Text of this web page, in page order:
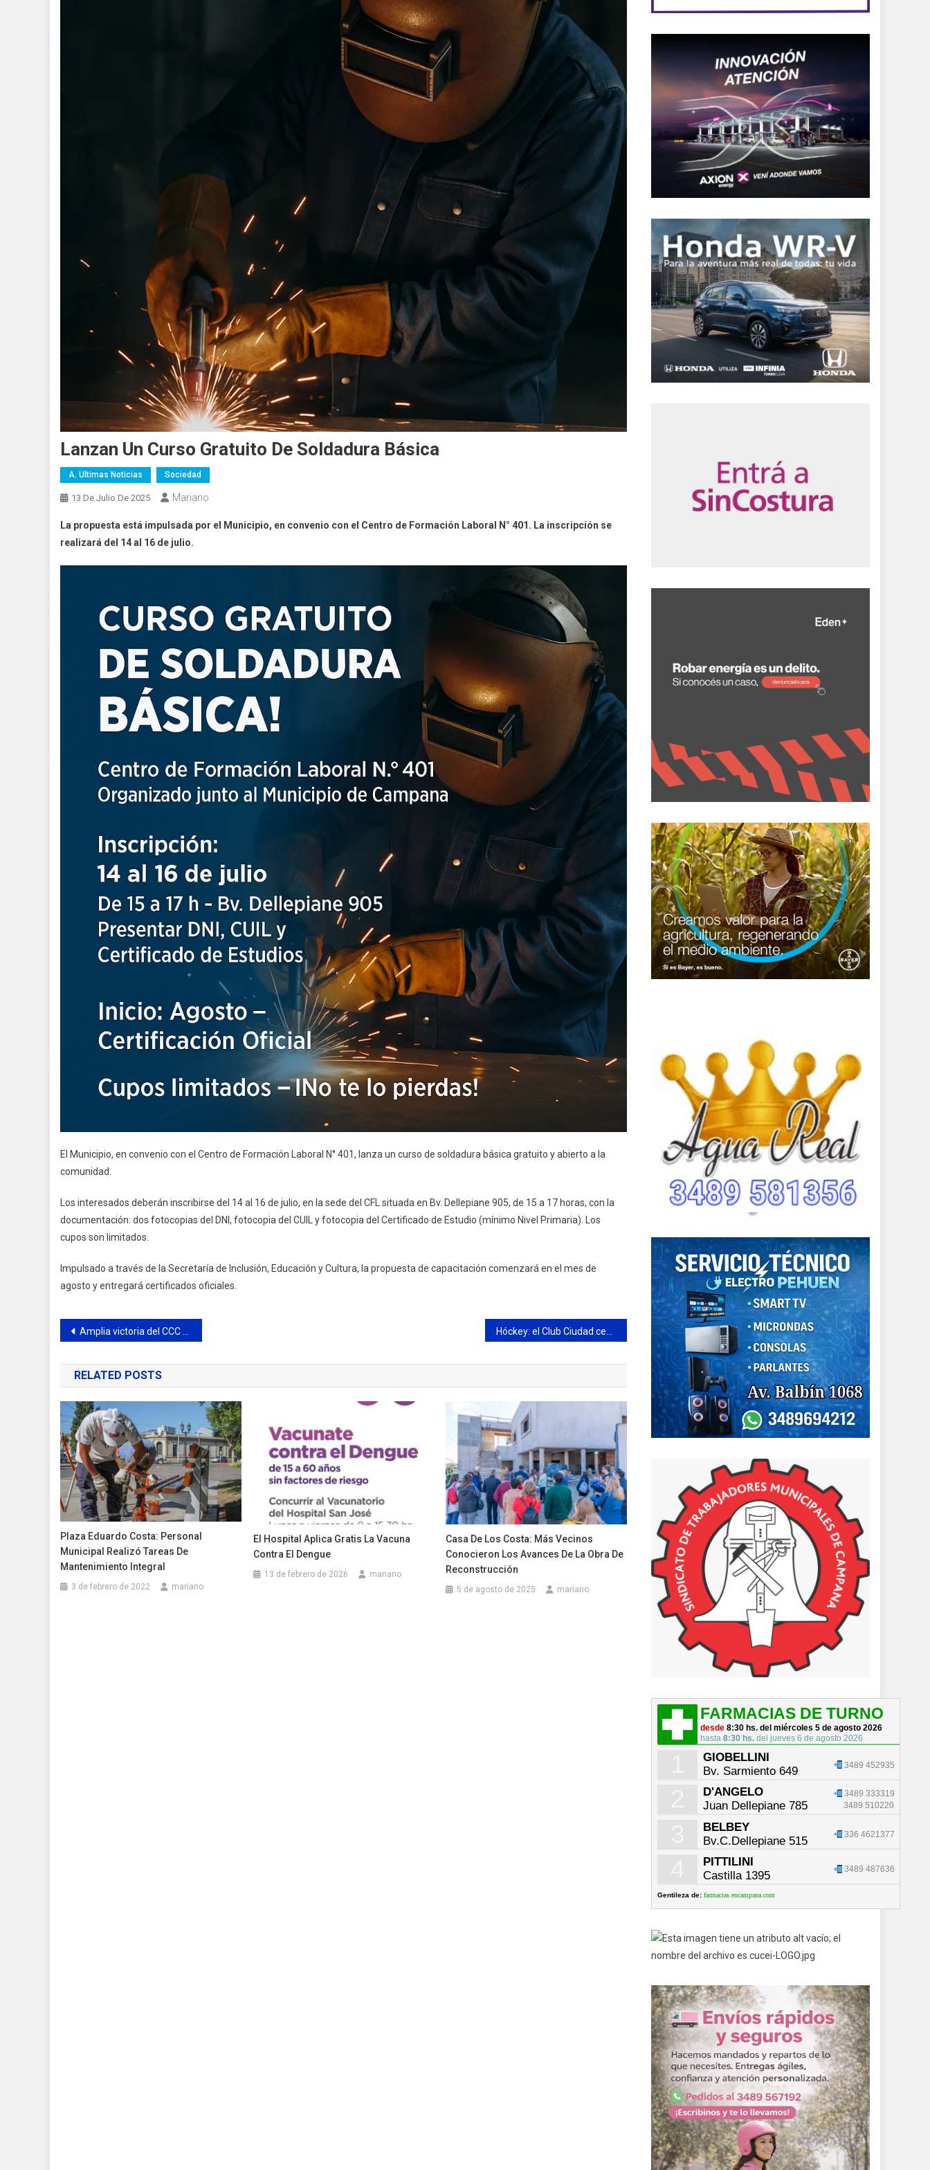
Lanzan Un Curso Gratuito De Soldadura Básica
A. Ultimas Noticias Sociedad
13 De Julio De 2025 Mariano
La propuesta está impulsada por el Municipio, en convenio con el Centro de Formación Laboral N° 401. La inscripción se
realizará del 14 al 16 de julio.
El Municipio, en convenio con el Centro de Formación Laboral N° 401, lanza un curso de soldadura básica gratuito y abierto a la
comunidad.
Los interesados deberán inscribirse del 14 al 16 de julio, en la sede del CFL situada en Bv. Dellepiane 905, de 15 a 17 horas, con la
documentación: dos fotocopias del DNI, fotocopia del CUIL y fotocopia del Certificado de Estudio (mínimo Nivel Primaria). Los
cupos son limitados.
Impulsado a través de la Secretaría de Inclusión, Educación y Cultura, la propuesta de capacitación comenzará en el mes de
agosto y entregará certificados oficiales.
Navegación
de
entradas
Amplia victoria del CCC en el Torneo Femenino de la URBA
RELATED POSTS
Plaza Eduardo Costa: Personal
Municipal Realizó Tareas De
Mantenimiento Integral
3 de febrero de 2022 mariano
El Hospital Aplica Gratis La Vacuna
Contra El Dengue
13 de febrero de 2026 mariano
Casa De Los Costa: Más Vecinos
Conocieron Los Avances De La Obra De
Reconstrucción
5 de agosto de 2025 mariano
FARMACIAS DE TURNO
desde 8:30 hs. del miércoles 5 de agosto 2026
hasta 8:30 hs.del jueves 6 de agosto 2026
GIOBELLINI
Bv. Sarmiento 649
3489 452935
D'ANGELO
Juan Dellepiane 785
3489 333319
3489 510220
BELBEY
Bv.C.Dellepiane 515
336 4621377
PITTILINI
Castilla 1395
3489 487636
Gentileza de: farmacias.encampana.com